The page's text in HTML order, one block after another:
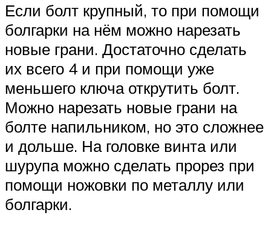
Если болт крупный, то при помощи
болгарки на нём можно нарезать
новые грани. Достаточно сделать
их всего 4 и при помощи уже
меньшего ключа открутить болт.
Можно нарезать новые грани на
болте напильником, но это сложнее
и дольше. На головке винта или
шурупа можно сделать прорез при
помощи ножовки по металлу или
болгарки.